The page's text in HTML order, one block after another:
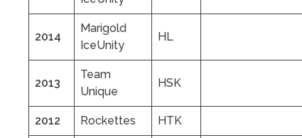
2014
Marigold
IceUnity
HL
2013
Team
Unique
HSK
2012 Rockettes HTK